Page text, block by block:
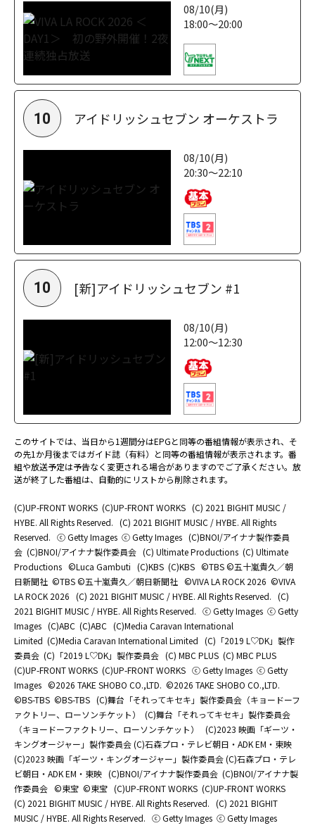
08/10(月)
18:00～20:00
10 アイドリッシュセブン オーケストラ
08/10(月)
20:30～22:10
10 [新]アイドリッシュセブン #1
08/10(月)
12:00～12:30
このサイトでは、当日から1週間分はEPGと同等の番組情報が表示され、そ
の先1か月後まではガイド誌（有料）と同等の番組情報が表示されます。番
組や放送予定は予告なく変更される場合がありますのでご了承ください。放
送が終了した番組は、自動的にリストから削除されます。
(C)UP-FRONT WORKS (C)UP-FRONT WORKS (C) 2021 BIGHIT MUSIC /
HYBE. All Rights Reserved. (C) 2021 BIGHIT MUSIC / HYBE. All Rights
Reserved. ⓒ Getty Images ⓒ Getty Images (C)BNOI/アイナナ製作委員
会 (C)BNOI/アイナナ製作委員会 (C) Ultimate Productions (C) Ultimate
Productions ©Luca Gambuti (C)KBS (C)KBS ©TBS ©五十嵐貴久／朝
日新聞社 ©TBS ©五十嵐貴久／朝日新聞社 ©️VIVA LA ROCK 2026 ©️VIVA
LA ROCK 2026 (C) 2021 BIGHIT MUSIC / HYBE. All Rights Reserved. (C)
2021 BIGHIT MUSIC / HYBE. All Rights Reserved. ⓒ Getty Images ⓒ Getty
Images (C)ABC (C)ABC (C)Media Caravan International
Limited (C)Media Caravan International Limited (C)「2019 L♡DK」製作
委員会 (C)「2019 L♡DK」製作委員会 (C) MBC PLUS (C) MBC PLUS
(C)UP-FRONT WORKS (C)UP-FRONT WORKS ⓒ Getty Images ⓒ Getty
Images ©2026 TAKE SHOBO CO.,LTD. ©2026 TAKE SHOBO CO.,LTD.
©BS-TBS ©BS-TBS (C)舞台「それってキセキ」製作委員会（キョードーフ
ァクトリー、ローソンチケット）
(C)舞台「それってキセキ」製作委員会
（キョードーファクトリー、ローソンチケット）
(C)2023 映画「ギーツ・
キングオージャー」製作委員会 (C)石森プロ・テレビ朝日・ADK EM・東映
(C)2023 映画「ギーツ・キングオージャー」製作委員会 (C)石森プロ・テレ
ビ朝日・ADK EM・東映 (C)BNOI/アイナナ製作委員会 (C)BNOI/アイナナ製
作委員会 ©東宝 ©東宝 (C)UP-FRONT WORKS (C)UP-FRONT WORKS
(C) 2021 BIGHIT MUSIC / HYBE. All Rights Reserved. (C) 2021 BIGHIT
MUSIC / HYBE. All Rights Reserved. ⓒ Getty Images ⓒ Getty Images